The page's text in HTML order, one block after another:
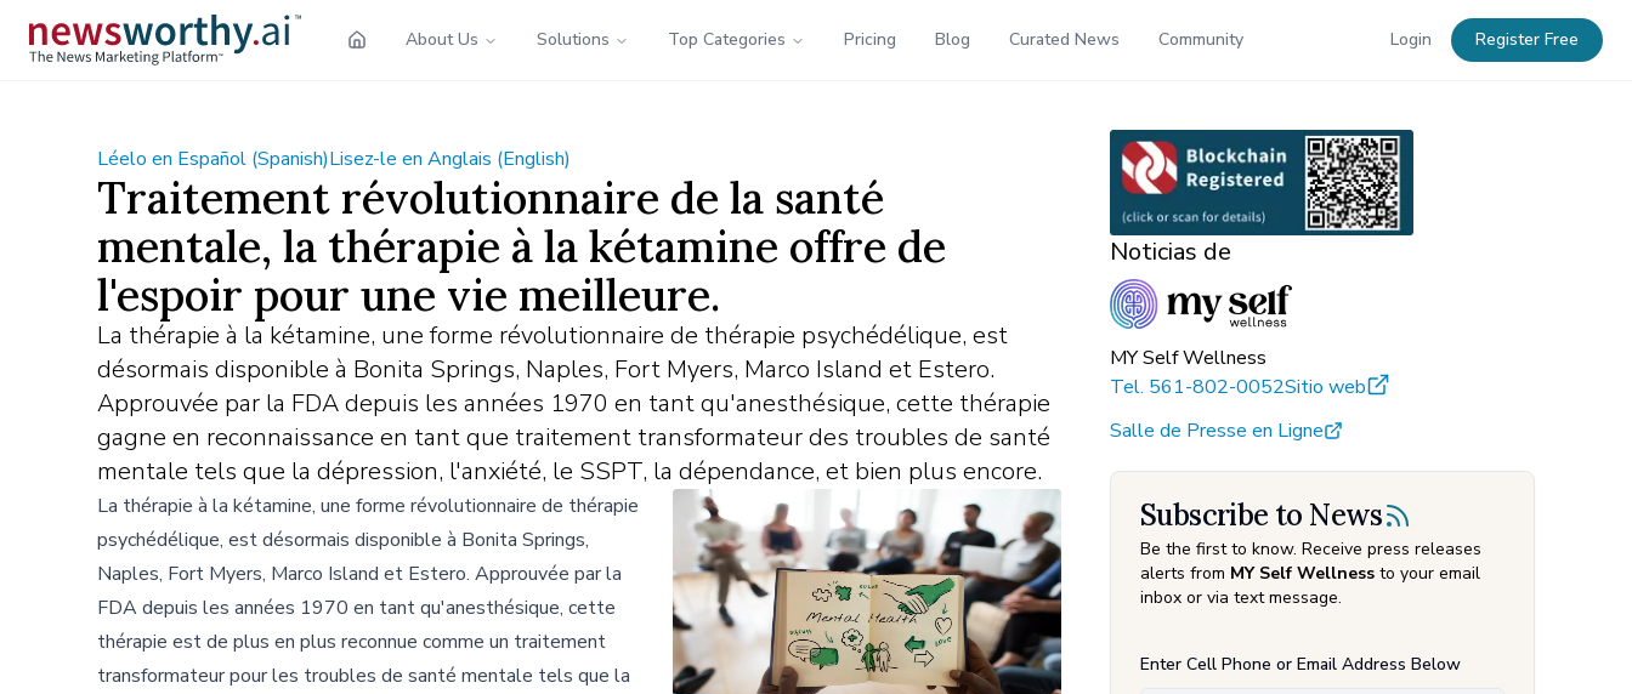
About Us Solutions Top Categories Pricing Blog Curated News Community Login Register Free
Léelo en Español (Spanish)Lisez-le en Anglais (English)
Traitement révolutionnaire de la santé
mentale, la thérapie à la kétamine offre de
l'espoir pour une vie meilleure.
La thérapie à la kétamine, une forme révolutionnaire de thérapie psychédélique, est
désormais disponible à Bonita Springs, Naples, Fort Myers, Marco Island et Estero.
Approuvée par la FDA depuis les années 1970 en tant qu'anesthésique, cette thérapie
gagne en reconnaissance en tant que traitement transformateur des troubles de santé
mentale tels que la dépression, l'anxiété, le SSPT, la dépendance, et bien plus encore.
La thérapie à la kétamine, une forme révolutionnaire de thérapie
psychédélique, est désormais disponible à Bonita Springs,
Naples, Fort Myers, Marco Island et Estero. Approuvée par la
FDA depuis les années 1970 en tant qu'anesthésique, cette
thérapie est de plus en plus reconnue comme un traitement
transformateur pour les troubles de santé mentale tels que la
Noticias de
MY Self Wellness
Tel. 561-802-0052Sitio web
Salle de Presse en Ligne
Subscribe to News
Be the first to know. Receive press releases
alerts from MY Self Wellness to your email
inbox or via text message.
Enter Cell Phone or Email Address Below